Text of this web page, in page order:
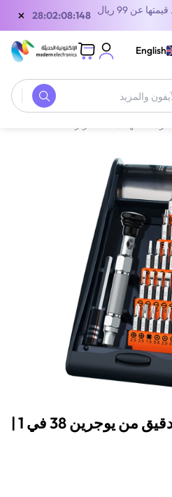
توصيل مجاني للطلبات التي تزيد قيمتها عن 99 ريال 28:02:08:148
×
English
طقم مفكات ألمنيوم دقيق من يوجرين 38 في 1 |